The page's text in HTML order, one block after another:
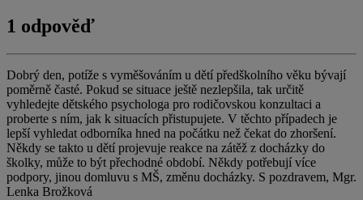
1 odpověď
Dobrý den, potíže s vyměšováním u dětí předškolního věku bývají
poměrně časté. Pokud se situace ještě nezlepšila, tak určitě
vyhledejte dětského psychologa pro rodičovskou konzultaci a
proberte s ním, jak k situacích přistupujete. V těchto případech je
lepší vyhledat odborníka hned na počátku než čekat do zhoršení.
Někdy se takto u dětí projevuje reakce na zátěž z docházky do
školky, může to být přechodné období. Někdy potřebují více
podpory, jinou domluvu s MŠ, změnu docházky. S pozdravem, Mgr.
Lenka Brožková